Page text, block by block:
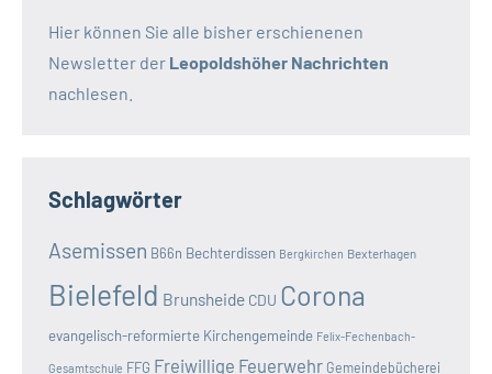
Hier können Sie alle bisher erschienenen
Newsletter der Leopoldshöher Nachrichten
nachlesen.
Schlagwörter
Asemissen B66n Bechterdissen Bergkirchen Bexterhagen
Bielefeld Brunsheide CDU Corona
evangelisch-reformierte Kirchengemeinde Felix-Fechenbach-
Gesamtschule FFG Freiwillige Feuerwehr Gemeindebücherei